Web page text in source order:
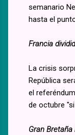
semanario
hasta el
Francia
La crisis
República
el
de octubre
Gran Bretaña